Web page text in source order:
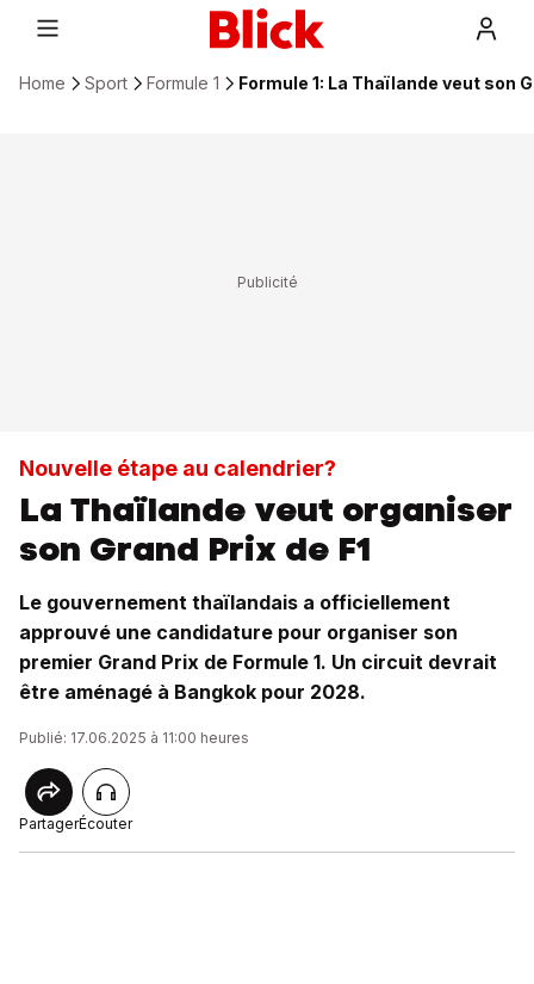
Home Sport Formule 1 Formule 1: La Thaïlande veut son
Nouvelle étape au calendrier?
La Thaïlande veut organiser
son Grand Prix de F1
Le gouvernement thaïlandais a officiellement
approuvé une candidature pour organiser son
premier Grand Prix de Formule 1. Un circuit devrait
être aménagé à Bangkok pour 2028.
Publié: 17.06.2025 à 11:00 heures
PartagerÉcouter